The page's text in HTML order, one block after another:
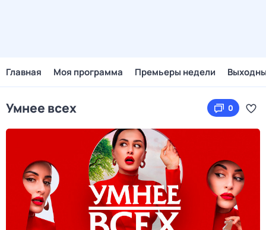
Главная Моя программа Премьеры недели
Умнее всех 0